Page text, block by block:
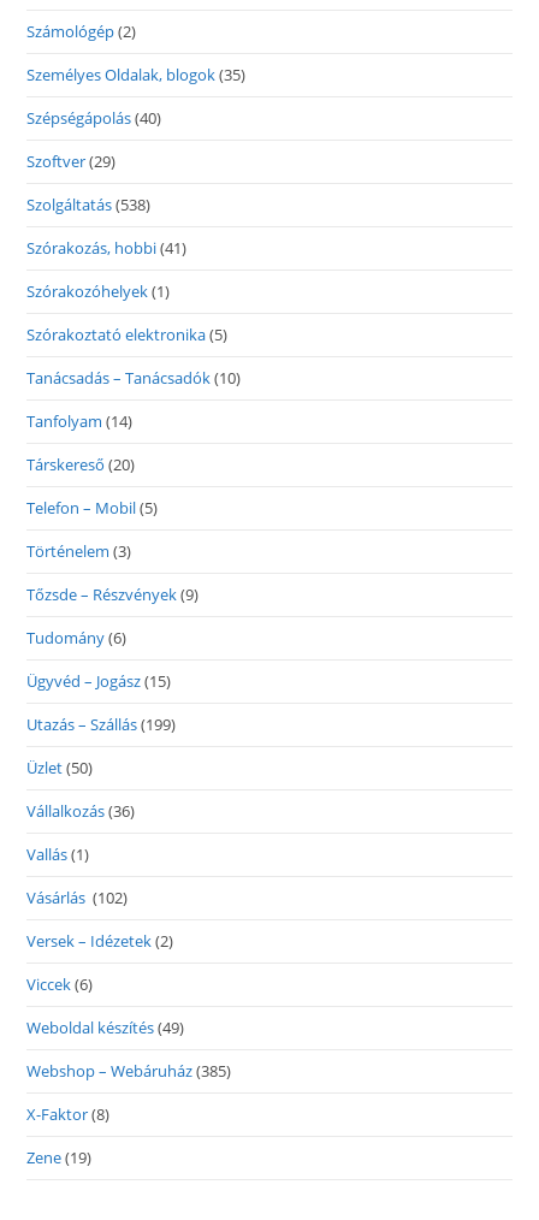
Számológép(2)
Személyes Oldalak, blogok(35)
Szépségápolás(40)
Szoftver(29)
Szolgáltatás(538)
Szórakozás, hobbi(41)
Szórakozóhelyek(1)
Szórakoztató elektronika(5)
Tanácsadás – Tanácsadók(10)
Tanfolyam (14)
Társkereső (20)
Telefon – Mobil(5)
Történelem (3)
Tőzsde – Részvények(9)
Tudomány(6)
Ügyvéd – Jogász(15)
Utazás – Szállás(199)
Üzlet(50)
Vállalkozás(36)
Vallás(1)
Vásárlás (102)
Versek – Idézetek(2)
Viccek(6)
Weboldal készítés(49)
Webshop – Webáruház(385)
X-Faktor(8)
Zene(19)